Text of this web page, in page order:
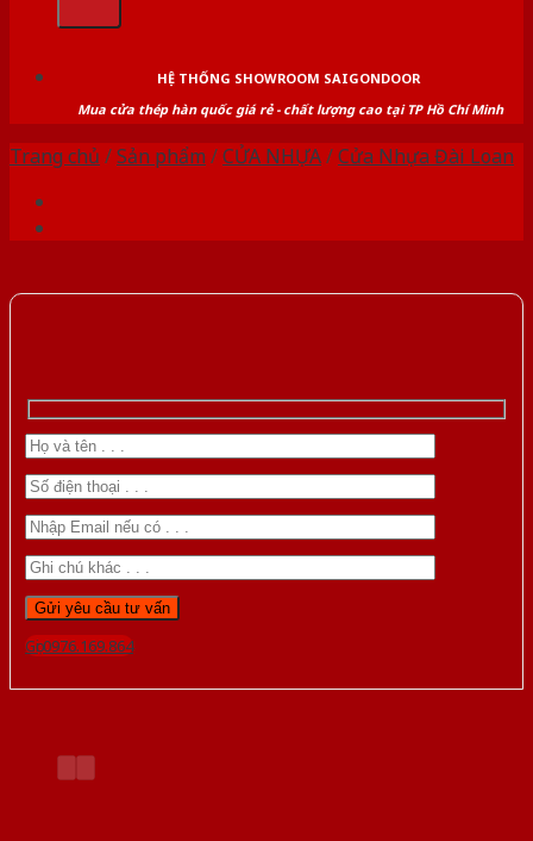
HỆ THỐNG SHOWROOM SAIGONDOOR
Mua cửa thép hàn quốc giá rẻ - chất lượng cao tại TP Hồ Chí Minh
Trang chủ /Sản phẩm /CỬA NHỰA/Cửa Nhựa Đài Loan
Gọi 0976.169.864